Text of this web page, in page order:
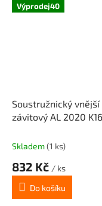
Výprodej40
Soustružnický vnější
závitový AL 2020
Skladem(1 ks)
832 Kč / ks
Do košíku